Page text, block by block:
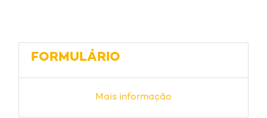
FORMULÁRIO
Mais informação